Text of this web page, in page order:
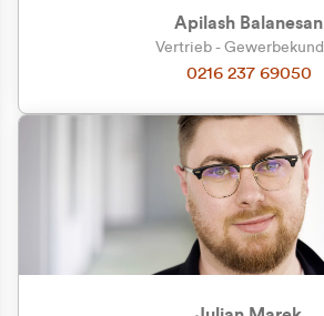
Zu welcher
gehören
Privatkunde (inkl.
Geschäftskunde (exkl.
Apilash Balanesan
Vertrieb -
0216 237 69050